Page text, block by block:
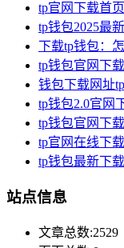
tp官网下载首
tp钱包2025最
下载tp钱包：
tp钱包官网下
钱包下载网址
tp钱包2.0官网
tp钱包官网下
tp官网在线下
tp钱包最新下
站点信息
文章总数:2529